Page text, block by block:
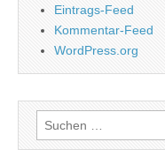
Eintrags-Feed
Kommentar-Feed
WordPress.org
Suchen
nach: